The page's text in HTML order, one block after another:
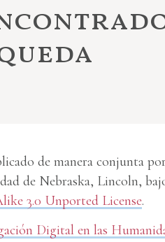
de manera conjunta
de Nebraska, Lincoln,
3.0 Unported License.
Digital en las